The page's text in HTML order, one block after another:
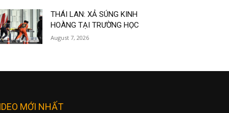
THÁI LAN: XẢ SÚNG KINH
HOÀNG TẠI TRƯỜNG HỌC
August 7, 2026
MỚI NHẤT